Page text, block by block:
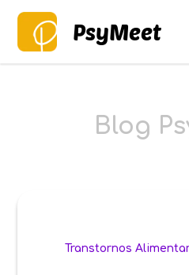
PsyMeet
Blog
Transtornos